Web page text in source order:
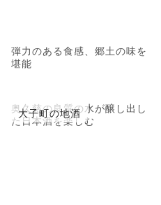
弾力のある食感、郷土の味を
堪能
大子町の地酒
奥久慈の良質の水が醸し出し
た日本酒を楽しむ